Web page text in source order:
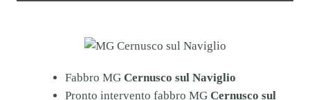
Fabbro MGCernusco sul Naviglio
Pronto intervento fabbro MGCernusco sul